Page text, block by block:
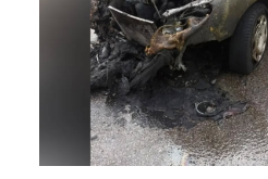
58 0